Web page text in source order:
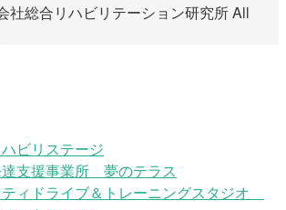
社総合リハビリテーション研究所 All
ビリステージ
達支援事業所 夢のテラス
ィドライブ＆トレーニングスタジオ